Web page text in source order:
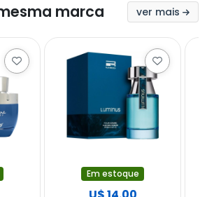
marca ver mais
Em estoque